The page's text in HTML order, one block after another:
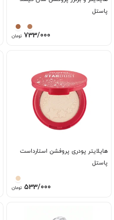
پاستل
733/000 تومان
هایلایتر پودری پروفشن استارداست
پاستل
533/000 تومان